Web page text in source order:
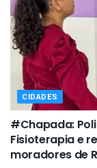
CIDADES
#Chapada:
Fisioterapia e
moradores de